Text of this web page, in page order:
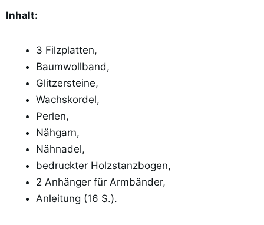
Inhalt:
3 Filzplatten,
Baumwollband,
Glitzersteine,
Wachskordel,
Perlen,
Nähgarn,
Nähnadel,
bedruckter Holzstanzbogen,
2 Anhänger für Armbänder,
Anleitung (16 S.).